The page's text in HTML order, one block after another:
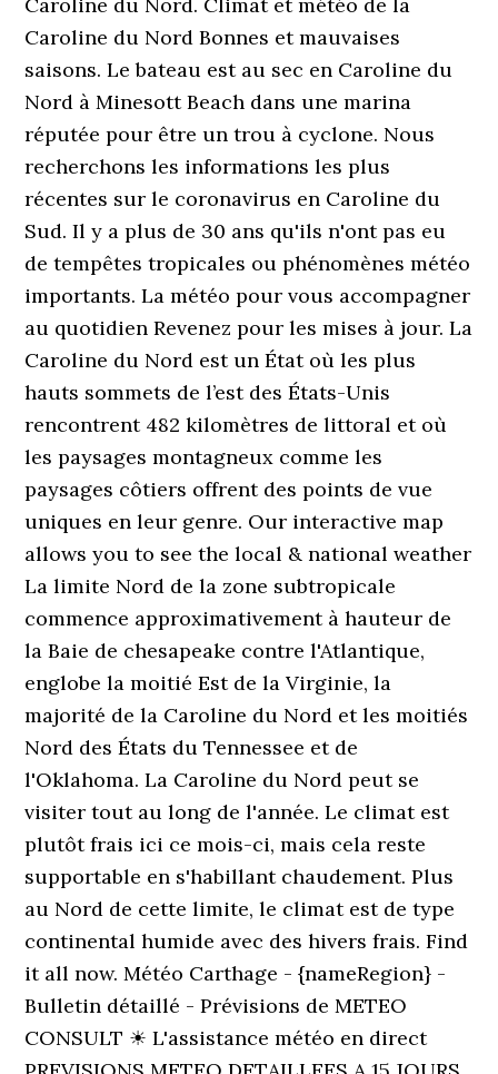
Caroline du Nord Bonnes et mauvaises
saisons. Le bateau est au sec en Caroline du
Nord à Minesott Beach dans une marina
réputée pour être un trou à cyclone. Nous
recherchons les informations les plus
récentes sur le coronavirus en Caroline du
Sud. Il y a plus de 30 ans qu'ils n'ont pas eu
de tempêtes tropicales ou phénomènes météo
importants. La météo pour vous accompagner
au quotidien Revenez pour les mises à jour. La
Caroline du Nord est un État où les plus
hauts sommets de l’est des États-Unis
rencontrent 482 kilomètres de littoral et où
les paysages montagneux comme les
paysages côtiers offrent des points de vue
uniques en leur genre. Our interactive map
allows you to see the local & national weather
La limite Nord de la zone subtropicale
commence approximativement à hauteur de
la Baie de chesapeake contre l'Atlantique,
englobe la moitié Est de la Virginie, la
majorité de la Caroline du Nord et les moitiés
Nord des États du Tennessee et de
l'Oklahoma. La Caroline du Nord peut se
visiter tout au long de l'année. Le climat est
plutôt frais ici ce mois-ci, mais cela reste
supportable en s'habillant chaudement. Plus
au Nord de cette limite, le climat est de type
continental humide avec des hivers frais. Find
it all now. Météo Carthage - {nameRegion} -
Bulletin détaillé - Prévisions de METEO
CONSULT ☀ L'assistance météo en direct